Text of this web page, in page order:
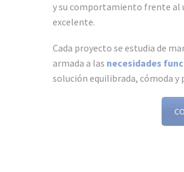
y su comportamiento frente al
excelente.
Cada proyecto se estudia de
armada a las necesidades
solución equilibrada, cómoda y